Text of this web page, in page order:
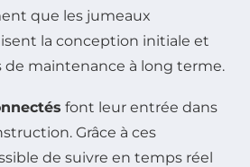
que les jumeaux
la conception initiale et
de maintenance à long terme.
font leur entrée dans
Grâce à ces
de suivre en temps réel